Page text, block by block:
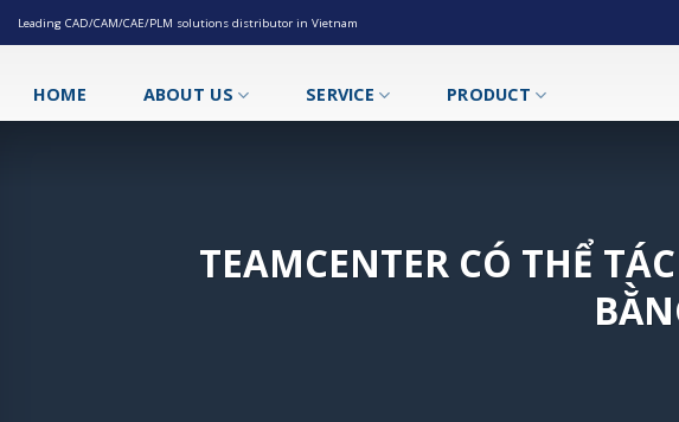
Skip
to
Leading CAD/CAM/CAE/PLM solutions distributor in Vietnam
HOME ABOUT US SERVICE PRODUCT
TEAMCENTER CÓ THỂ